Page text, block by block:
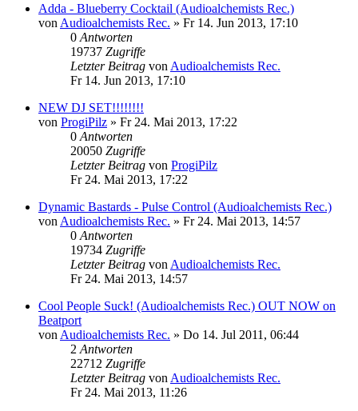
Adda - Blueberry Cocktail (Audioalchemists Rec.)
von Audioalchemists Rec. » Fr 14. Jun 2013, 17:10
0 Antworten
19737 Zugriffe
Letzter Beitrag von Audioalchemists Rec.
Fr 14. Jun 2013, 17:10
NEW DJ SET!!!!!!!!
von ProgiPilz » Fr 24. Mai 2013, 17:22
0 Antworten
20050 Zugriffe
Letzter Beitrag von ProgiPilz
Fr 24. Mai 2013, 17:22
Dynamic Bastards - Pulse Control (Audioalchemists Rec.)
von Audioalchemists Rec. » Fr 24. Mai 2013, 14:57
0 Antworten
19734 Zugriffe
Letzter Beitrag von Audioalchemists Rec.
Fr 24. Mai 2013, 14:57
Cool People Suck! (Audioalchemists Rec.) OUT NOW on
Beatport
von Audioalchemists Rec. » Do 14. Jul 2011, 06:44
2 Antworten
22712 Zugriffe
Letzter Beitrag von Audioalchemists Rec.
Fr 24. Mai 2013, 11:26